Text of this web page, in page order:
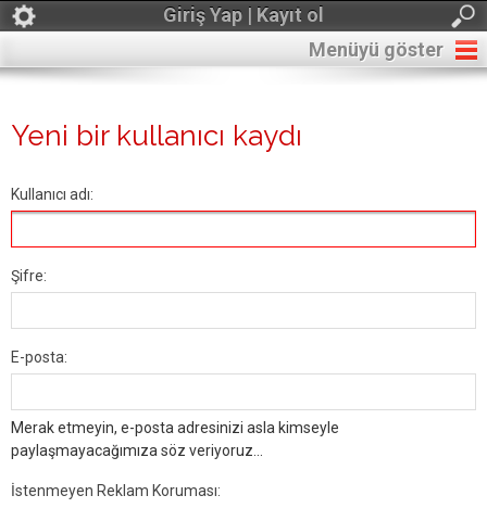
Giriş Yap | Kayıt ol
Menüyü göster
Yeni bir kullanıcı kaydı
Kullanıcı adı:
Şifre:
E-posta:
Merak etmeyin, e-posta adresinizi asla kimseyle
paylaşmayacağımıza söz veriyoruz...
İstenmeyen Reklam Koruması: